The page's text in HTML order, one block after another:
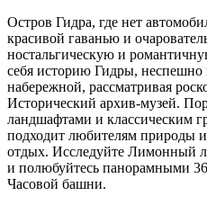
Остров Гидра, где нет
красивой гаванью и
ностальгическую и
себя историю Гидры, неспешно
набережной, рассматривая
Исторический архив-музей.
ландшафтами и классическим
подходит любителям природы
отдых. Исследуйте Лимонный
и полюбуйтесь панорамными
Часовой башни.